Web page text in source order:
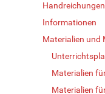
Handreichungen
Informationen
Materialien und
Materialien
Materialien